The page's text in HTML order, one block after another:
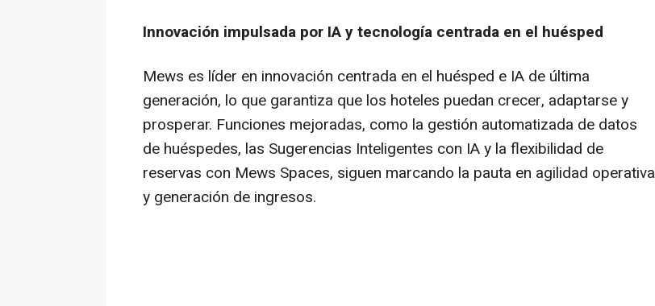
Innovación impulsada por IA y tecnología centrada en el huésped
Mews es líder en innovación centrada en el huésped e IA de última
generación, lo que garantiza que los hoteles puedan crecer, adaptarse y
prosperar. Funciones mejoradas, como la gestión automatizada de datos
de huéspedes, las Sugerencias Inteligentes con IA y la flexibilidad de
reservas con Mews Spaces, siguen marcando la pauta en agilidad operativa
y generación de ingresos.